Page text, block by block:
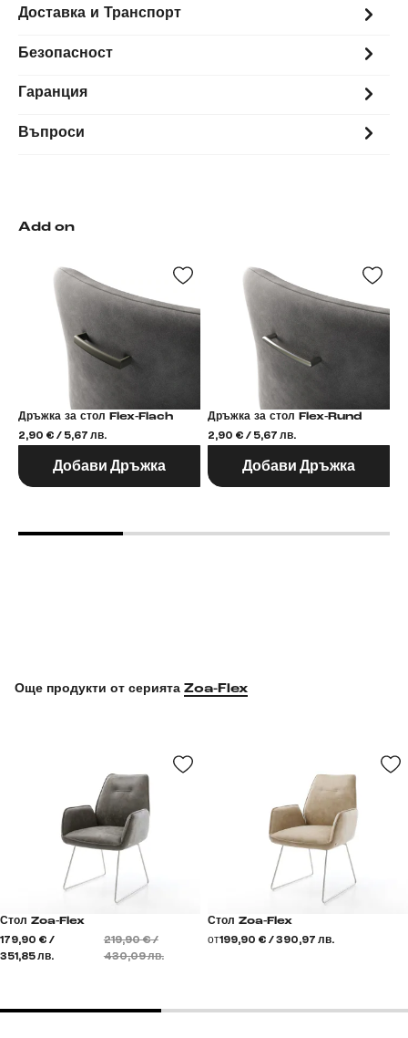
Доставка и Транспорт
Безопасност
Гаранция
Въпроси
Add on
Дръжка за стол Flex-Flach
2,90 € / 5,67 лв.
Добави Дръжка
Дръжка за стол Flex-Rund
2,90 € / 5,67 лв.
Добави Дръжка
Още продукти от серията Zoa-Flex
Стол Zoa-Flex
179,90 € /
351,85 лв.
219,90 € /
430,09 лв.
Стол Zoa-Flex
от199,90 € / 390,97 лв.